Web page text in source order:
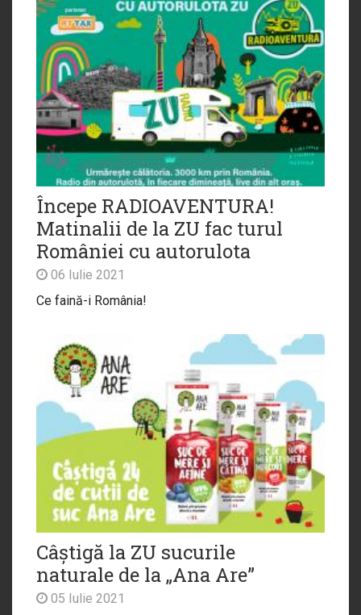
Începe RADIOAVENTURA!
Matinalii de la ZU fac turul
României cu autorulota
06 Iulie 2021
Ce faină-i România!
Câștigă la ZU sucurile
naturale de la „Ana Are”
05 Iulie 2021